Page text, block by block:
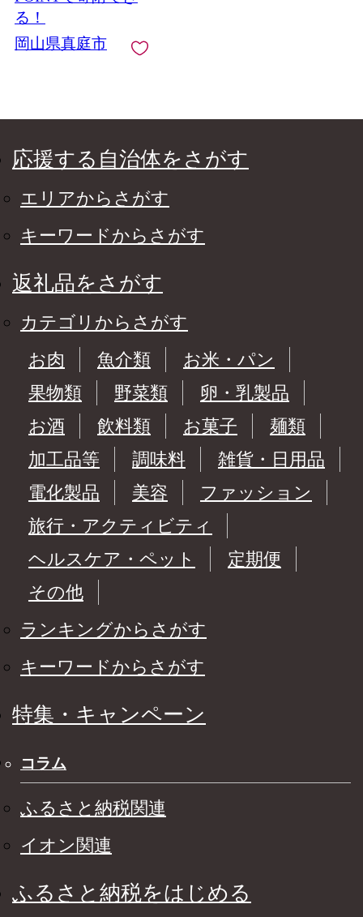
順次発送】/ ぶどう シ
ャインマスカット 果
物フルーツ 贈答品 贈
る！
岡山県真庭市
応援する自治体をさがす
エリアからさがす
キーワードからさがす
返礼品をさがす
カテゴリからさがす
お肉
魚介類
お米・パン
果物類
野菜類
卵・乳製品
お酒
飲料類 お菓子
麺類
加工品等
調味料
雑貨・日用品
電化製品
美容
ファッション
旅行・アクティビティ
ヘルスケア・ペット
定期便
その他
ランキングからさがす
キーワードからさがす
特集・キャンペーン
コラム
ふるさと納税関連
イオン関連
ふるさと納税をはじめる